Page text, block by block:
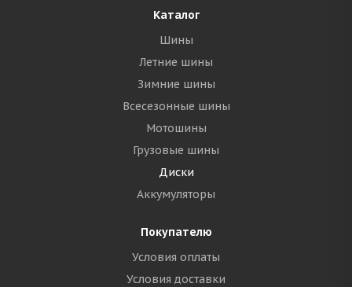
Каталог
Шины
Летние шины
Зимние шины
Всесезонные шины
Мотошины
Грузовые шины
Диски
Аккумуляторы
Покупателю
Условия оплаты
Условия доставки